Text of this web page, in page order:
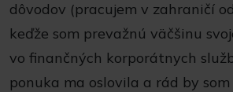
dôvodov (pracujem v zahraničí
keďže som prevažnú väčšinu
vo finančných korporátnych
ponuka ma oslovila a rád by